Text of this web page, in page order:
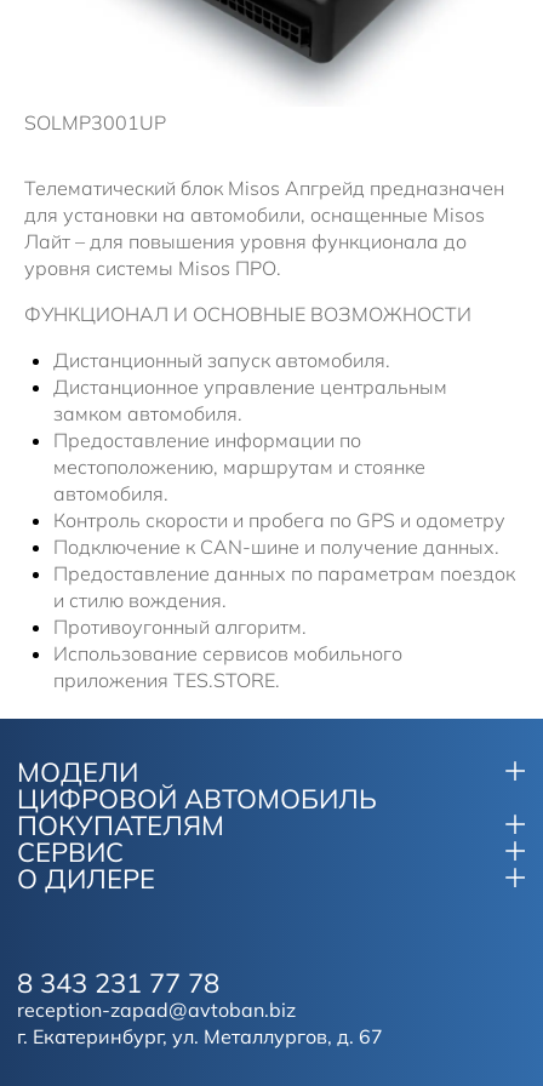
Новости
SOLMP3001UP
Телематический блок Misos Апгрейд предназначен
для установки на автомобили, оснащенные Misos
Лайт – для повышения уровня функционала до
уровня системы Misos ПРО.
ФУНКЦИОНАЛ И ОСНОВНЫЕ ВОЗМОЖНОСТИ
Дистанционный запуск автомобиля.
Дистанционное управление центральным
замком автомобиля.
Предоставление информации по
местоположению, маршрутам и стоянке
автомобиля.
Контроль скорости и пробега по GPS и одометру
Подключение к CAN-шине и получение данных.
Предоставление данных по параметрам поездок
и стилю вождения.
Противоугонный алгоритм.
Использование сервисов мобильного
приложения TES.STORE.
МОДЕЛИ
ЦИФРОВОЙ АВТОМОБИЛЬ
ПОКУПАТЕЛЯМ
СЕРВИС
О ДИЛЕРЕ
г. Екатеринбург, ул. Металлургов, д. 67
8 343 231 77 78
reception-zapad@avtoban.biz